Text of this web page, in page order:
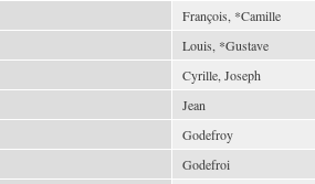
François, *Camille
Louis, *Gustave
Cyrille, Joseph
Jean
Godefroy
Godefroi